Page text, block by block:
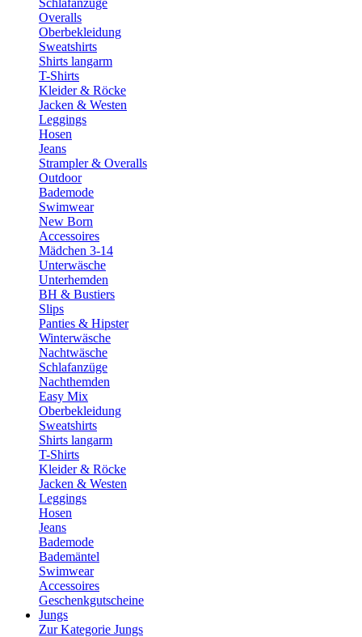
Schlafanzüge
Overalls
Oberbekleidung
Sweatshirts
Shirts langarm
T-Shirts
Kleider & Röcke
Jacken & Westen
Leggings
Hosen
Jeans
Strampler & Overalls
Outdoor
Bademode
Swimwear
New Born
Accessoires
Mädchen 3-14
Unterwäsche
Unterhemden
BH & Bustiers
Slips
Panties & Hipster
Winterwäsche
Nachtwäsche
Schlafanzüge
Nachthemden
Easy Mix
Oberbekleidung
Sweatshirts
Shirts langarm
T-Shirts
Kleider & Röcke
Jacken & Westen
Leggings
Hosen
Jeans
Bademode
Bademäntel
Swimwear
Accessoires
Geschenkgutscheine
Jungs
Zur Kategorie Jungs